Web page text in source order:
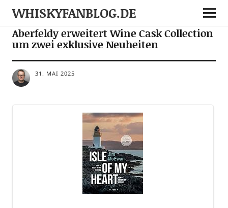
WHISKYFANBLOG.DE
NEWS NOTES
Aberfeldy erweitert Wine Cask Collection
um zwei exklusive Neuheiten
31. MAI 2025